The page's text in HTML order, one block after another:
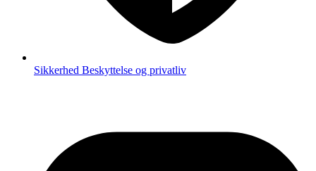
Sikkerhed Beskyttelse og privatliv